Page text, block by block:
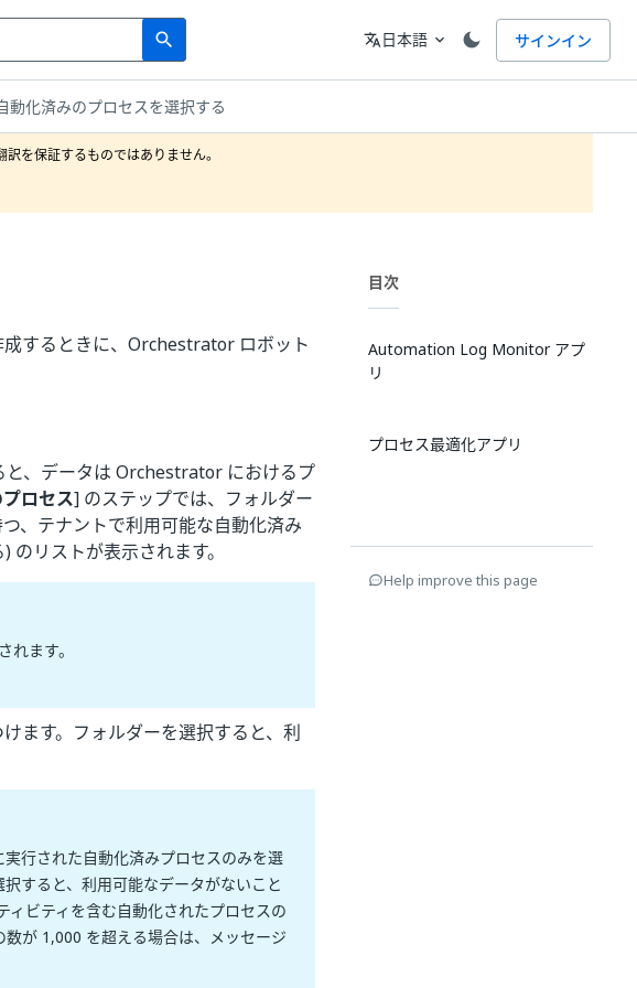
search
Search 言語
translate日本語 expand_more サインイン
動化済みのプロセスを選択する
を保証するものではありません。
するときに、Orchestrator ロボット
と、データは Orchestrator におけるプ
ロセス] のステップでは、フォルダー
、テナントで利用可能な自動化済み
リストが表示されます。
ます。
ます。フォルダーを選択すると、利
行された自動化済みプロセスのみを選
すると、利用可能なデータがないこと
ビティを含む自動化されたプロセスの
が 1,000 を超える場合は、メッセージ
目次
Automation Log Monitor アプ
リ
プロセス最適化アプリ
Help improve this page